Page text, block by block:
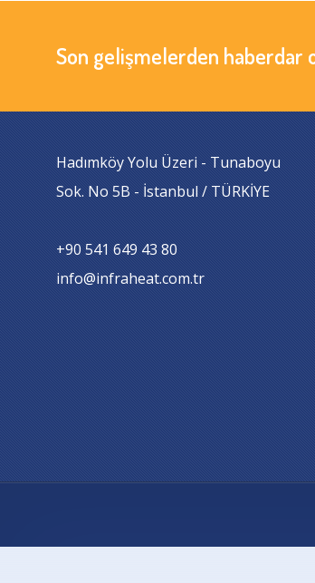
Son gelişmelerden haberdar
Hadımköy Yolu Üzeri - Tunaboyu
Sok. No 5B - İstanbul / TÜRKİYE
+90 541 649 43 80
info@infraheat.com.tr